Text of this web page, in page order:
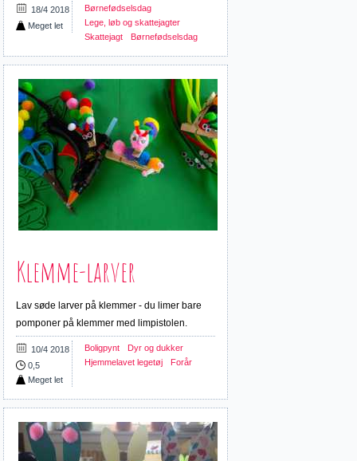
18/4 2018
Meget let
Børnefødselsdag
Lege, løb og skattejagter
Skattejagt
Børnefødselsdag
Klemme-larver
Lav søde larver på klemmer - du limer bare
pomponer på klemmer med limpistolen.
10/4 2018
0,5
Meget let
Boligpynt
Dyr og dukker
Hjemmelavet legetøj
Forår